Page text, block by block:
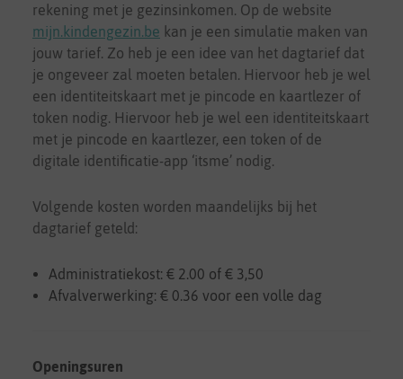
rekening met je gezinsinkomen. Op de website
mijn.kindengezin.be kan je een simulatie maken van
jouw tarief. Zo heb je een idee van het dagtarief dat
je ongeveer zal moeten betalen. Hiervoor heb je wel
een identiteitskaart met je pincode en kaartlezer of
token nodig. Hiervoor heb je wel een identiteitskaart
met je pincode en kaartlezer, een token of de
digitale identificatie-app ‘itsme’ nodig.
Volgende kosten worden maandelijks bij het
dagtarief geteld:
Administratiekost: € 2.00 of € 3,50
Afvalverwerking: € 0.36 voor een volle dag
Openingsuren